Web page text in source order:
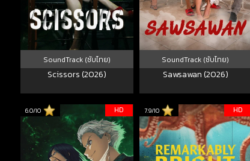
SoundTrack (ซับไทย)
Scissors (2026)
SoundTrack (ซับไทย)
Sawsawan (2026)
6.0/10 HD 7.9/10 HD